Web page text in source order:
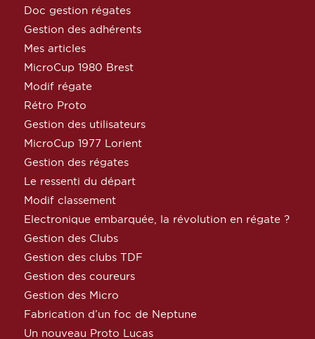
Doc gestion régates
Gestion des adhérents
Mes articles
MicroCup 1980 Brest
Modif régate
Rétro Proto
Gestion des utilisateurs
MicroCup 1977 Lorient
Gestion des régates
Le ressenti du départ
Modif classement
Electronique embarquée, la révolution en régate ?
Gestion des Clubs
Gestion des clubs TDF
Gestion des coureurs
Gestion des Micro
Fabrication d’un foc de Neptune
Un nouveau Proto Lucas